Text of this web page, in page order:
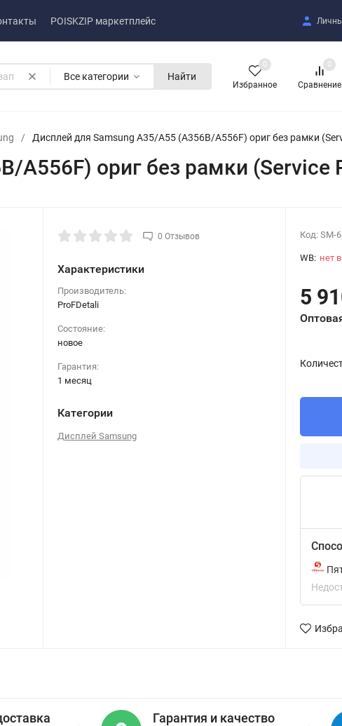
POISKZIP маркетплейс
Все категории Найти
Избранное
0
Сравнение
0
/ Дисплей для Samsung A35/A55 (A356B/A556F) ориг без рамки
A556F) ориг без рамки (Service
0 Отзывов
Характеристики
Производитель:
ProFDetali
Состояние:
новое
Гарантия:
1 месяц
Категории
Дисплей Samsung
Код: SM-
WB: нет
5
Гарантия и качество